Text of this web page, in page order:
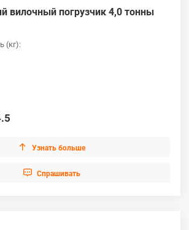
вилочный погрузчик 4,0 тонны
(кг):
 Узнать больше
 Cпрашивать